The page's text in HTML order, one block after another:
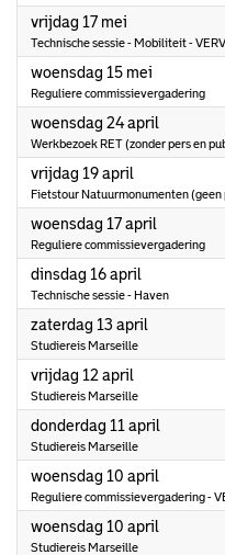
vrijdag 17 mei
Technische sessie - Mobiliteit -
woensdag 15 mei
Reguliere commissievergadering
woensdag 24 april
Werkbezoek RET (zonder pers en
vrijdag 19 april
Fietstour Natuurmonumenten (geen
woensdag 17 april
Reguliere commissievergadering
dinsdag 16 april
Technische sessie - Haven
zaterdag 13 april
Studiereis Marseille
vrijdag 12 april
Studiereis Marseille
donderdag 11 april
Studiereis Marseille
woensdag 10 april
Reguliere commissievergadering -
woensdag 10 april
Studiereis Marseille